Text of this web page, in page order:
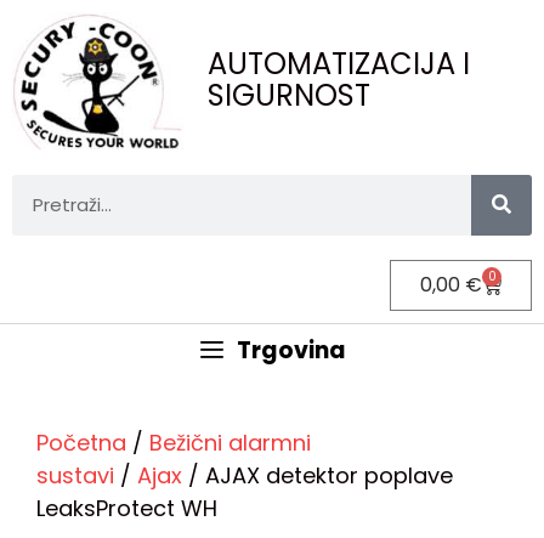
AUTOMATIZACIJA I
SIGURNOST
0,00 € 0
Trgovina
Početna / Bežični alarmni
sustavi / Ajax / AJAX detektor poplave
LeaksProtect WH